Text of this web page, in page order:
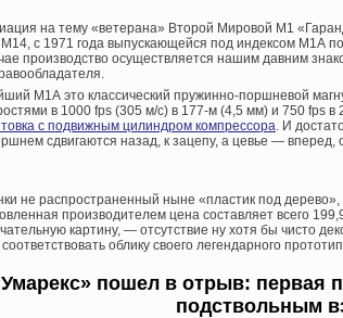
на тему «ветерана» Второй Мировой М1
с 1971 года выпускающейся под индексом М1А
производство осуществляется нашим давним
М1А это классический пружинно-поршневой
в 1000 fps (305 м/с) в 177-м (4,5 мм) и 750 fps
с подвижным цилиндром компрессора . И
сдвигаются назад, к зацепу, а цевье — вперед,
не распространенный ныне «пластик под
производителем цена составляет всего
картину, — отсутствие ну хотя бы чисто
облику своего легендарного
пошел в отрыв: первая
подствольным